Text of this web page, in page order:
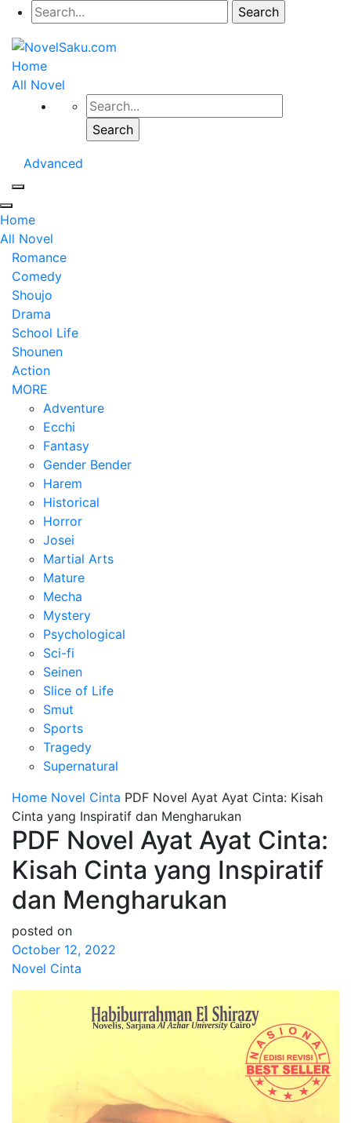
Home
All Novel
Advanced
Home
All Novel
Romance
Comedy
Shoujo
Drama
School Life
Shounen
Action
MORE
Adventure
Ecchi
Fantasy
Gender Bender
Harem
Historical
Horror
Josei
Martial Arts
Mature
Mecha
Mystery
Psychological
Sci-fi
Seinen
Slice of Life
Smut
Sports
Tragedy
Supernatural
Home Novel Cinta PDF Novel Ayat Ayat Cinta: Kisah
Cinta yang Inspiratif dan Mengharukan
PDF Novel Ayat Ayat Cinta:
Kisah Cinta yang Inspiratif
dan Mengharukan
posted on
October 12, 2022
Novel Cinta